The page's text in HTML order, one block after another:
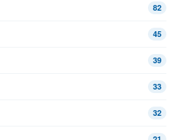
82
45
39
33
32